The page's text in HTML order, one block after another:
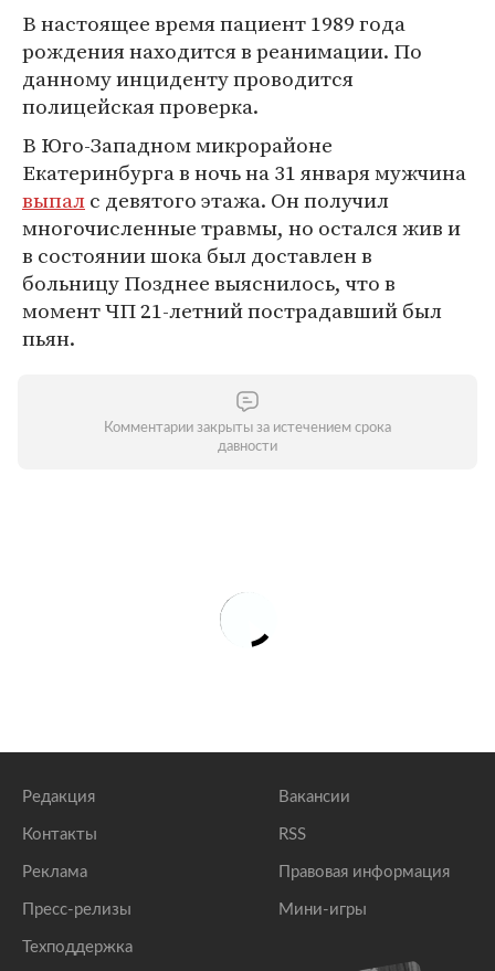
В настоящее время пациент 1989 года
рождения находится в реанимации. По
данному инциденту проводится
полицейская проверка.
В Юго-Западном микрорайоне
Екатеринбурга в ночь на 31 января мужчина
выпалс девятого этажа. Он получил
многочисленные травмы, но остался жив и
в состоянии шока был доставлен в
больницу Позднее выяснилось, что в
момент ЧП 21-летний пострадавший был
пьян.
Комментарии закрыты за истечением срока
давности
Редакция
Контакты
Реклама
Пресс-релизы
Техподдержка
Вакансии
RSS
Правовая информация
Мини-игры